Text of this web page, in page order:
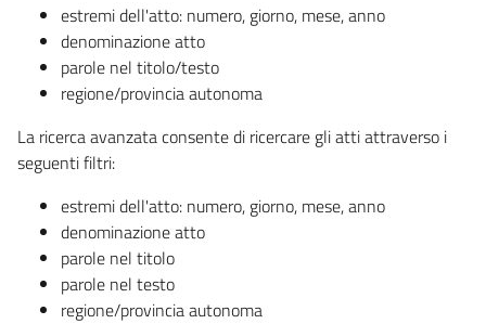
estremi dell'atto: numero, giorno, mese, anno
denominazione atto
parole nel titolo/testo
regione/provincia autonoma
La ricerca avanzata consente di ricercare gli atti attraverso i
seguenti filtri:
estremi dell'atto: numero, giorno, mese, anno
denominazione atto
parole nel titolo
parole nel testo
regione/provincia autonoma